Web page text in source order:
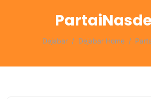
Dejabar Dejabar Home